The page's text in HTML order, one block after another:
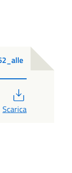
Scarica